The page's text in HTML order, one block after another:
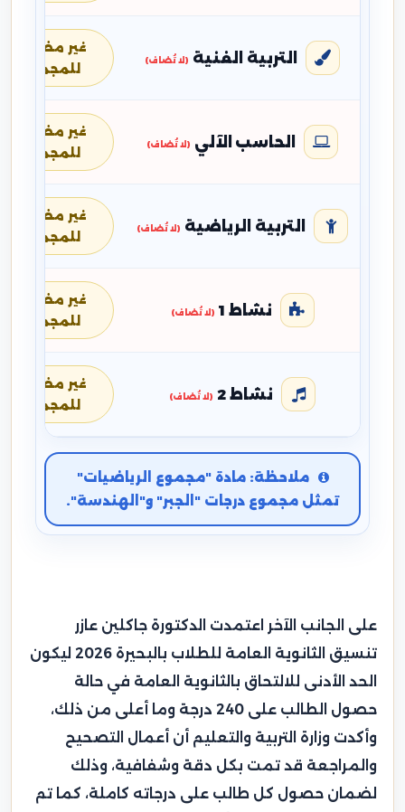
التربية الفنية (لا تُضاف)
غير مضافة
للمجموع
الحاسب الآلي (لا تُضاف)
غير مضافة
للمجموع
التربية الرياضية (لا تُضاف)
غير مضافة
للمجموع
نشاط 1 (لا تُضاف)
غير مضافة
للمجموع
نشاط 2 (لا تُضاف)
غير مضافة
للمجموع
ملاحظة: مادة "مجموع الرياضيات"
تمثل مجموع درجات "الجبر" و"الهندسة".
على الجانب الآخر اعتمدت الدكتورة جاكلين عازر
تنسيق الثانوية العامة للطلاب بالبحيرة 2026 ليكون
الحد الأدنى للالتحاق بالثانوية العامة في حالة
حصول الطالب على 240 درجة وما أعلى من ذلك،
وأكدت وزارة التربية والتعليم أن أعمال التصحيح
والمراجعة قد تمت بكل دقة وشفافية، وذلك
لضمان حصول كل طالب على درجاته كاملة، كما تم